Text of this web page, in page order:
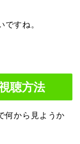
すね。
聴方法
何から見ようか